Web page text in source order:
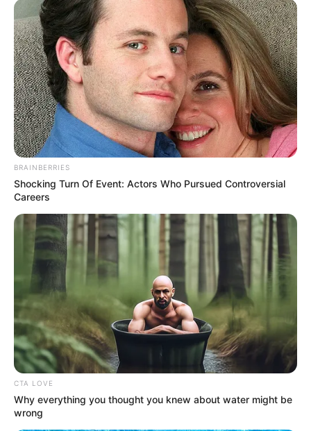
BRAINBERRIES
Shocking Turn Of Event: Actors Who Pursued Controversial
Careers
CTA LOVE
Why everything you thought you knew about water might be
wrong